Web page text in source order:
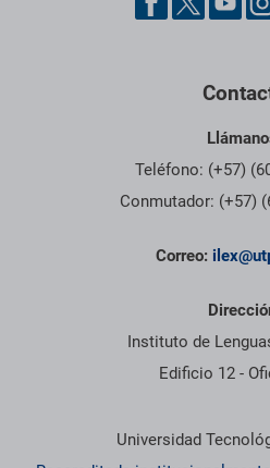
Teléfono: (+57)
Conmutador: (+57)
Correo:
Instituto de
Edificio 12 -
Información
Universidad